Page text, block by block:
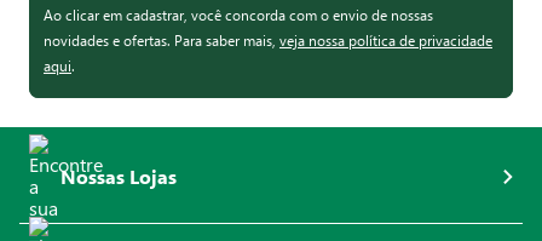
Ao clicar em cadastrar, você concorda com o envio de nossas
novidades e ofertas. Para saber mais, veja nossa política de privacidade
aqui.
Nossas Lojas